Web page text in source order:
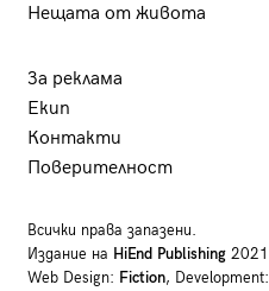
Нещата от живота
За реклама
Екип
Контакти
Поверителност
Всички права запазени.
Издание на HiEnd Publishing2021
Web Design: Fiction, Development: